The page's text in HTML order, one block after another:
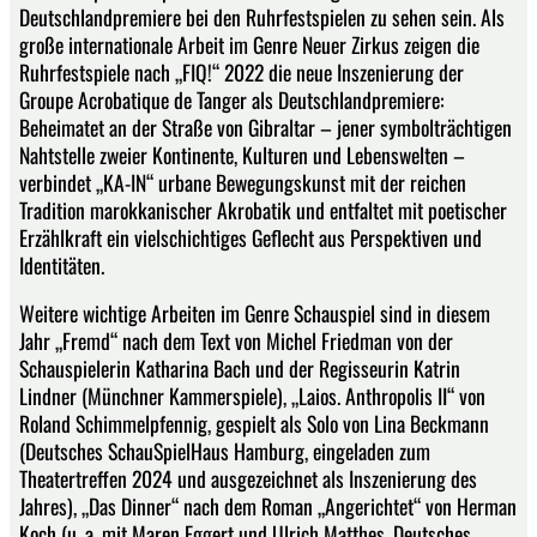
Deutschlandpremiere bei den Ruhrfestspielen zu sehen sein. Als
große internationale Arbeit im Genre Neuer Zirkus zeigen die
Ruhrfestspiele nach „FIQ!“ 2022 die neue Inszenierung der
Groupe Acrobatique de Tanger als Deutschlandpremiere:
Beheimatet an der Straße von Gibraltar – jener symbolträchtigen
Nahtstelle zweier Kontinente, Kulturen und Lebenswelten –
verbindet „KA-IN“ urbane Bewegungskunst mit der reichen
Tradition marokkanischer Akrobatik und entfaltet mit poetischer
Erzählkraft ein vielschichtiges Geflecht aus Perspektiven und
Identitäten.
Weitere wichtige Arbeiten im Genre Schauspiel sind in diesem
Jahr „Fremd“ nach dem Text von Michel Friedman von der
Schauspielerin Katharina Bach und der Regisseurin Katrin
Lindner (Münchner Kammerspiele), „Laios. Anthropolis II“ von
Roland Schimmelpfennig, gespielt als Solo von Lina Beckmann
(Deutsches SchauSpielHaus Hamburg, eingeladen zum
Theatertreffen 2024 und ausgezeichnet als Inszenierung des
Jahres), „Das Dinner“ nach dem Roman „Angerichtet“ von Herman